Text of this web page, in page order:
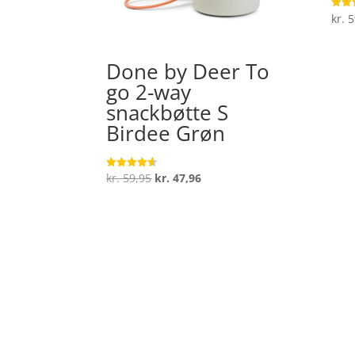
Done by Deer To
go 2-way
snackbøtte S
Birdee Grøn
Vurderet
4.6
kr.59,95 Den
kr. 47,96Den
4.6
kr.